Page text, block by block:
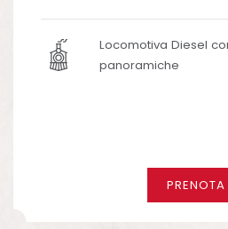
Locomotiva Diesel
panoramiche
PRENOTA